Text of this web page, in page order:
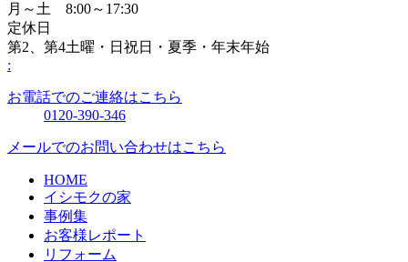
月～土 8:00～17:30
定休日
第2、第4土曜・日祝日・夏季・年末年始
:
お電話でのご連絡はこちら
0120-390-346
メールでのお問い合わせはこちら
HOME
イシモクの家
事例集
お客様レポート
リフォーム